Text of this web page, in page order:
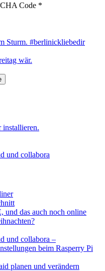
Code *
Sturm. #berlinickliebedir
wär.
installieren.
und collabora
und das auch noch online
und collabora –
beim Rasperry Pi
planen und verändern